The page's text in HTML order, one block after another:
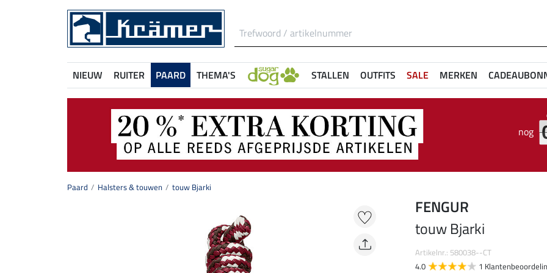
NIEUW RUITER PAARD THEMA'S STALLEN OUTFITS SALE MERKEN
nog
Paard Halsters & touwen touw Bjarki
FENGUR
touw Bjarki
Artikelnr.: 580038--CT
4.0
1